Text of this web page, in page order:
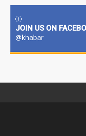
JOIN US ON
@khabar